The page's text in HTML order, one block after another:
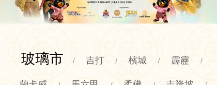
玻璃市 / 吉打 / 檳城 / 霹靂 /